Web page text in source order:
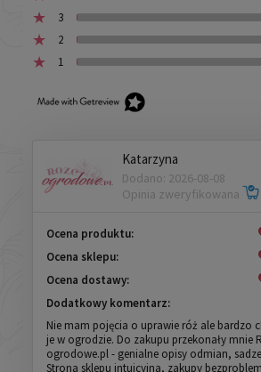
3
2
1
Katarzyna
Dodano: 2026-08-08
Opinia zweryfikowana
Ocena produktu:
Ocena sklepu:
Ocena dostawy:
Dodatkowy komentarz:
Nie mam pojęcia o uprawie róż ale bardzo
je w ogrodzie. Do zakupu przekonały mnie
ogrodowe.pl - genialne opisy odmian,
Strona sklepu intuicyjna, zakupy